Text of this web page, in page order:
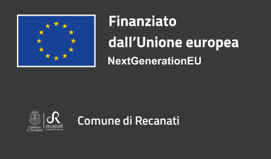
Comune di Recanati